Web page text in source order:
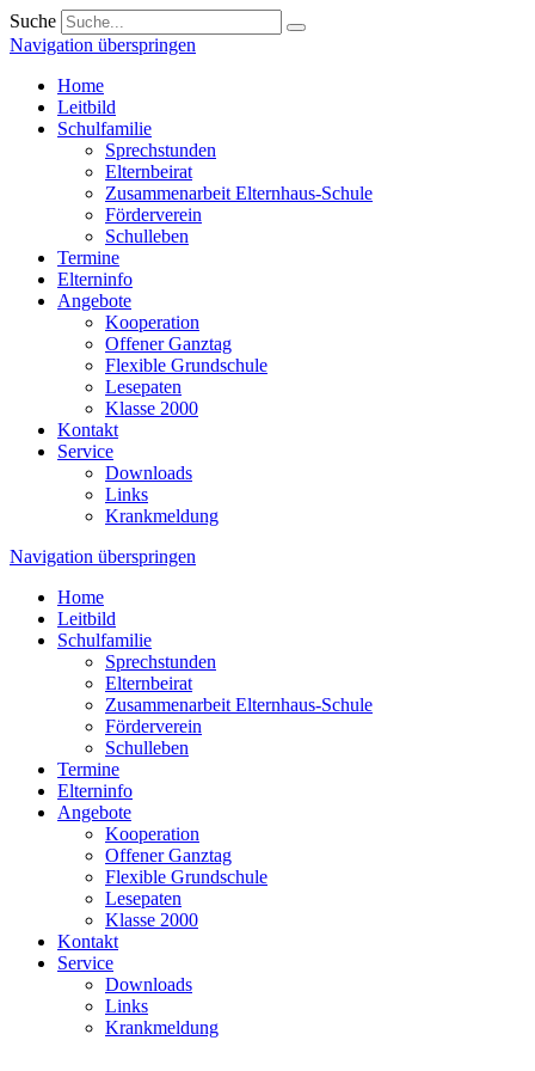
Suche
Navigation überspringen
Home
Leitbild
Schulfamilie
Sprechstunden
Elternbeirat
Zusammenarbeit Elternhaus-Schule
Förderverein
Schulleben
Termine
Elterninfo
Angebote
Kooperation
Offener Ganztag
Flexible Grundschule
Lesepaten
Klasse 2000
Kontakt
Service
Downloads
Links
Krankmeldung
Navigation überspringen
Home
Leitbild
Schulfamilie
Sprechstunden
Elternbeirat
Zusammenarbeit Elternhaus-Schule
Förderverein
Schulleben
Termine
Elterninfo
Angebote
Kooperation
Offener Ganztag
Flexible Grundschule
Lesepaten
Klasse 2000
Kontakt
Service
Downloads
Links
Krankmeldung